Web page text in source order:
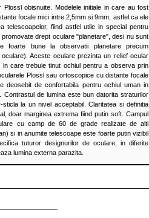
Plossl obisnuite. Modelele initiale in care au fost
focale mici intre 2,5mm si 9mm, astfel ca ele
telescoapelor, fiind astfel utile in special pentru
drept oculare "planetare", desi nu sunt
foarte bune la observatii planetare precum
Aceste oculare prezinta un relief ocular
care trebuie tinut ochiul pentru a observa prin
Plossl sau ortoscopice cu distante focale
de confortabila pentru ochiul uman in
de lumina este bun datorita straturilor
la un nivel acceptabil. Claritatea si definitia
doar marginea extrema fiind putin soft. Campul
cu camp de 60 de grade realizate de alti
si in anumite telescoape este foarte putin vizibil
tuturor designurilor de oculare, in diferite
lumina externa parazita.